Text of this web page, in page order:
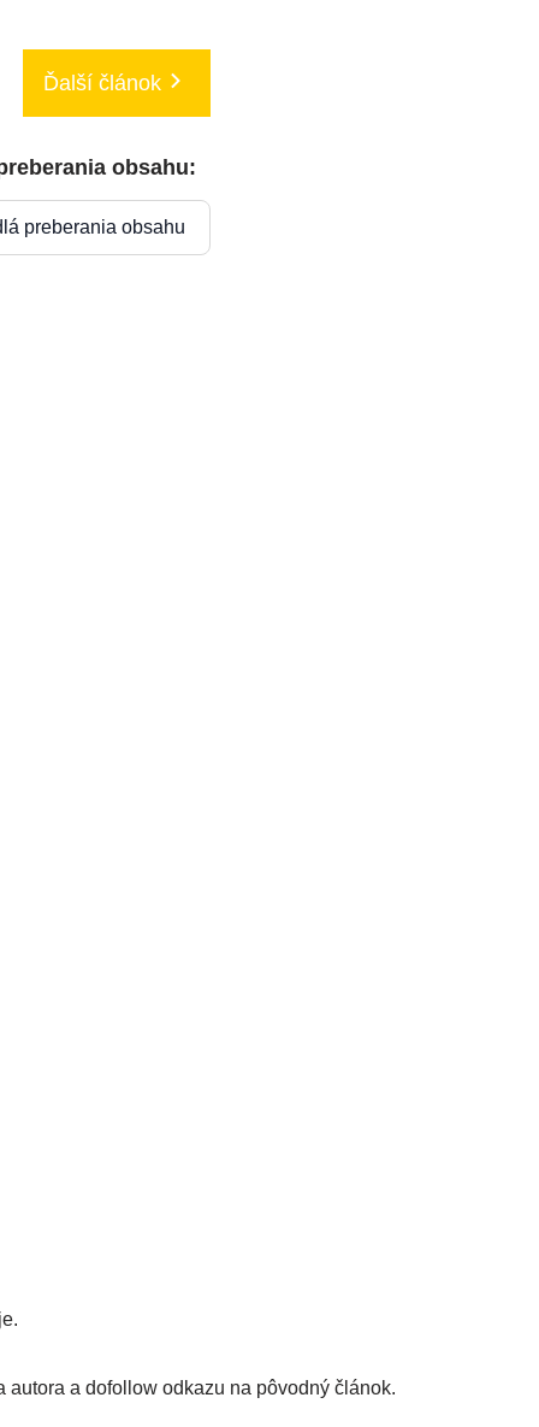
Ďalší článok
obsahu:
preberania obsahu
a dofollow odkazu na pôvodný článok.